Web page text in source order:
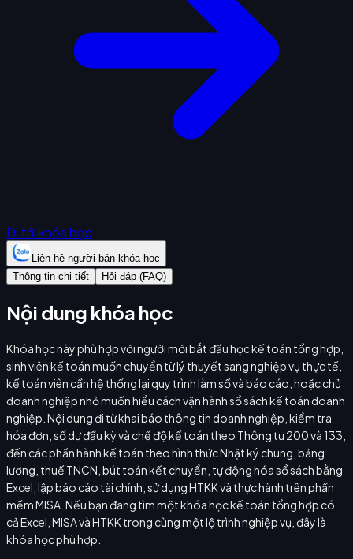
Đi tới khóa học
Liên hệ người bán khóa học
Thông tin chi tiết
Hỏi đáp (FAQ)
Nội dung khóa học
Khóa học này phù hợp với người mới bắt đầu học kế toán tổng hợp,
sinh viên kế toán muốn chuyển từ lý thuyết sang nghiệp vụ thực tế,
kế toán viên cần hệ thống lại quy trình làm sổ và báo cáo, hoặc chủ
doanh nghiệp nhỏ muốn hiểu cách vận hành sổ sách kế toán doanh
nghiệp. Nội dung đi từ khai báo thông tin doanh nghiệp, kiểm tra
hóa đơn, số dư đầu kỳ và chế độ kế toán theo Thông tư 200 và 133,
đến các phần hành kế toán theo hình thức Nhật ký chung, bảng
lương, thuế TNCN, bút toán kết chuyển, tự động hóa sổ sách bằng
Excel, lập báo cáo tài chính, sử dụng HTKK và thực hành trên phần
mềm MISA. Nếu bạn đang tìm một khóa học kế toán tổng hợp có
cả Excel, MISA và HTKK trong cùng một lộ trình nghiệp vụ, đây là
khóa học phù hợp.